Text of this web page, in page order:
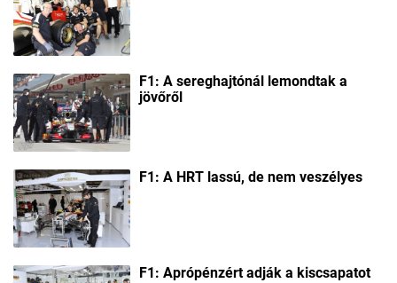
F1: A sereghajtónál lemondtak a
jövőről
F1: A HRT lassú, de nem veszélyes
F1: Aprópénzért adják a kiscsapatot